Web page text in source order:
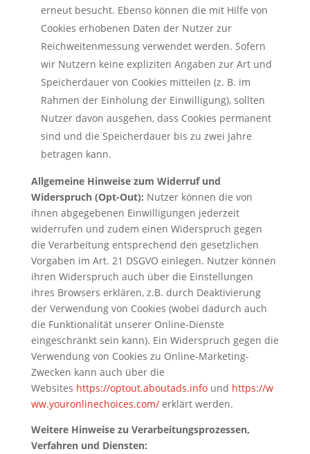
erneut besucht. Ebenso können die mit Hilfe von
Cookies erhobenen Daten der Nutzer zur
Reichweitenmessung verwendet werden. Sofern
wir Nutzern keine expliziten Angaben zur Art und
Speicherdauer von Cookies mitteilen (z. B. im
Rahmen der Einholung der Einwilligung), sollten
Nutzer davon ausgehen, dass Cookies permanent
sind und die Speicherdauer bis zu zwei Jahre
betragen kann.
Allgemeine Hinweise zum Widerruf und
Widerspruch (Opt-Out): Nutzer können die von
ihnen abgegebenen Einwilligungen jederzeit
widerrufen und zudem einen Widerspruch gegen
die Verarbeitung entsprechend den gesetzlichen
Vorgaben im Art. 21 DSGVO einlegen. Nutzer können
ihren Widerspruch auch über die Einstellungen
ihres Browsers erklären, z.B. durch Deaktivierung
der Verwendung von Cookies (wobei dadurch auch
die Funktionalität unserer Online-Dienste
eingeschränkt sein kann). Ein Widerspruch gegen die
Verwendung von Cookies zu Online-Marketing-
Zwecken kann auch über die
Websites https://optout.aboutads.info und https://w
ww.youronlinechoices.com/ erklärt werden.
Weitere Hinweise zu Verarbeitungsprozessen,
Verfahren und Diensten: